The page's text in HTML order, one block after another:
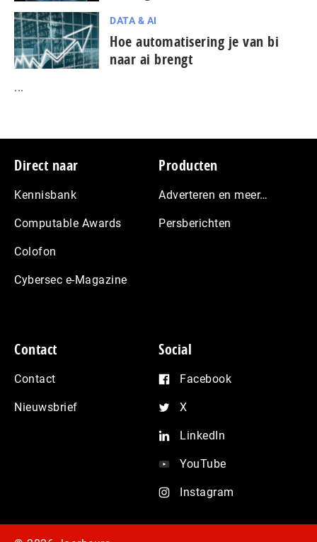
DATA & AI
Hoe automatisering je van bi
naar ai brengt
...
Footer
Direct naar
Kennisbank
Computable Awards
Colofon
Cybersec e-Magazine
Producten
Adverteren en meer…
Persberichten
Contact
Contact
Nieuwsbrief
Social
Facebook
X
LinkedIn
YouTube
Instagram